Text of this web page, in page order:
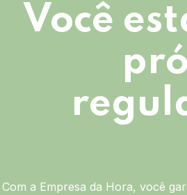
Você
Com a Empresa da Hora, você